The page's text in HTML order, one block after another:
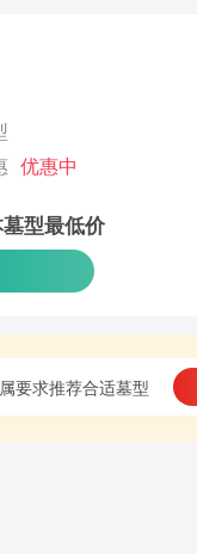
优惠中
型最低价
要求推荐合适墓型